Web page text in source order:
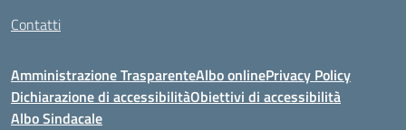
Contatti
Amministrazione TrasparenteAlbo onlinePrivacy Policy
Dichiarazione di accessibilitàObiettivi di accessibilità
Albo Sindacale